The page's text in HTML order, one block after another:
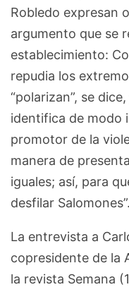
Robledo expresan
argumento que se
establecimiento:
repudia los
“polarizan”, se
identifica de modo
promotor de la
manera de
iguales; así, para
desfilar Salomones”.
La entrevista a
copresidente de la
la revista Semana